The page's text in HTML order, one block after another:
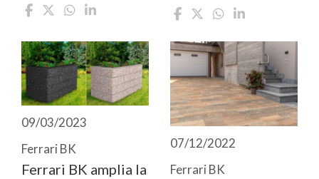
09/03/2023
Ferrari BK
Ferrari BK amplia la
07/12/2022
Ferrari BK